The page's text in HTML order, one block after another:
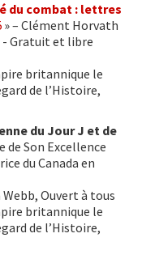
du combat : lettres
» – Clément Horvath
Gratuit et libre
britannique le
de l’Histoire,
du Jour J et de
de Son Excellence
du Canada en
Ouvert à tous
britannique le
de l’Histoire,